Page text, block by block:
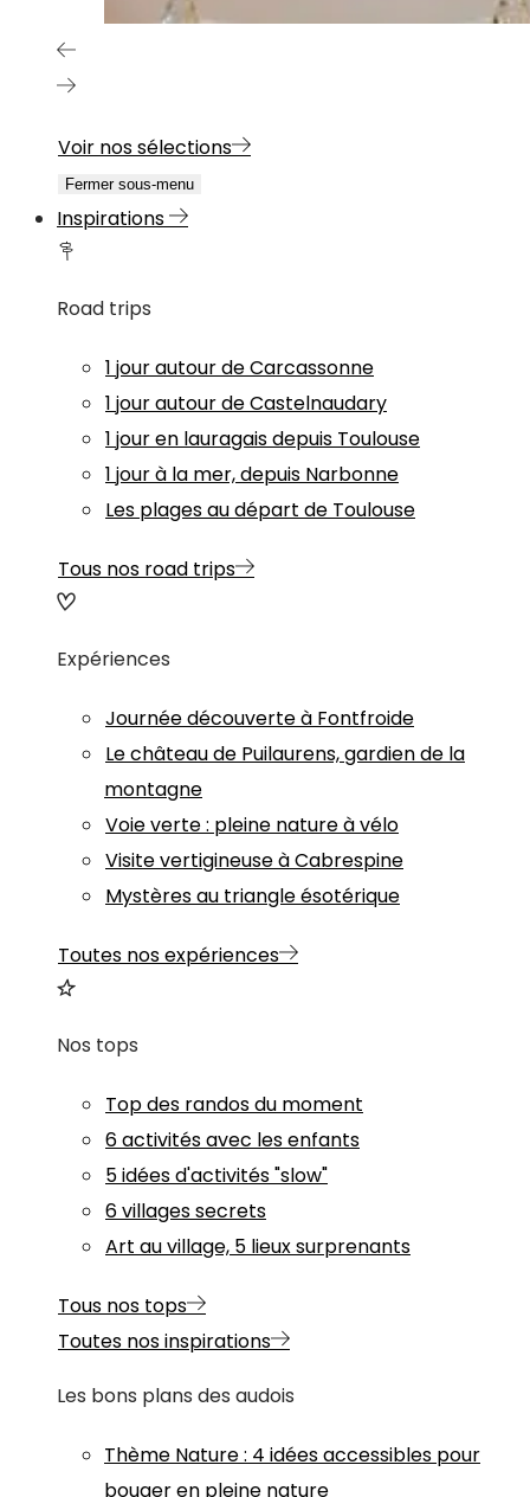
Voir nos sélections
Fermer sous-menu
Inspirations
Road trips
1 jour autour de Carcassonne
1 jour autour de Castelnaudary
1 jour en lauragais depuis Toulouse
1 jour à la mer, depuis Narbonne
Les plages au départ de Toulouse
Tous nos road trips
Expériences
Journée découverte à Fontfroide
Le château de Puilaurens, gardien de la
montagne
Voie verte : pleine nature à vélo
Visite vertigineuse à Cabrespine
Mystères au triangle ésotérique
Toutes nos expériences
Nos tops
Top des randos du moment
6 activités avec les enfants
5 idées d'activités "slow"
6 villages secrets
Art au village, 5 lieux surprenants
Tous nos tops
Toutes nos inspirations
Les bons plans des audois
Thème Nature: 4 idées accessibles pour
bouger en pleine nature